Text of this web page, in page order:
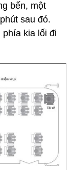
bến, một
sau đó.
phía kia lối đi